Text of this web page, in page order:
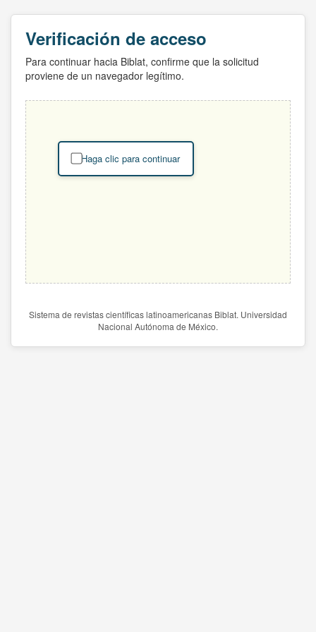
Verificación de acceso
Para continuar hacia Biblat, confirme que la solicitud
proviene de un navegador legítimo.
Haga clic para continuar
Sistema de revistas científicas latinoamericanas Biblat. Universidad
Nacional Autónoma de México.